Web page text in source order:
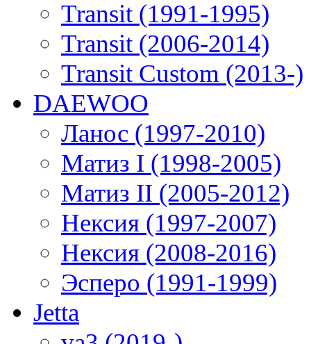
Transit (1991-1995)
Transit (2006-2014)
Transit Custom (2013-)
DAEWOO
Ланос (1997-2010)
Матиз I (1998-2005)
Матиз II (2005-2012)
Нексия (1997-2007)
Нексия (2008-2016)
Эсперо (1991-1999)
Jetta